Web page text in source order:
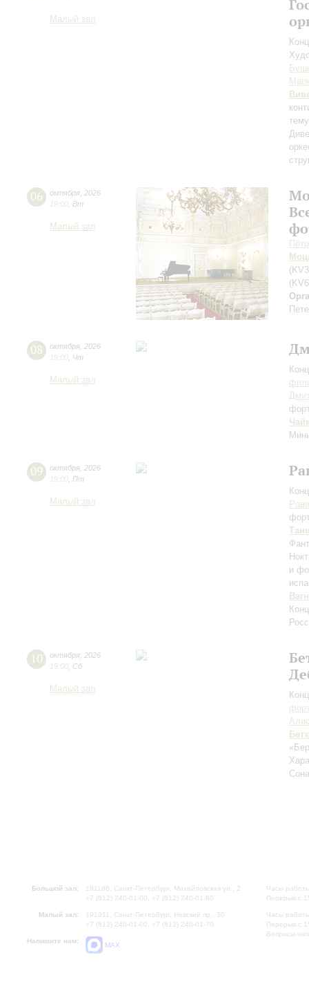
Малый зал
06 октября 2026
19:00 Вт
Малый зал
08 октября 2026
19:00 Чт
Малый зал
09 октября 2026
19:00 Пт
Малый зал
и
10 октября 2026
19:00 Сб
Малый зал
Большой зал:
191186, Санкт-Петербург, Михайловская ул., 2
+7 (812) 240-01-00, +7 (812) 240-01-80
Малый зал:
191011, Санкт-Петербург, Невский пр., 30
+7 (812) 240-01-00, +7 (812) 240-01-70
Напишите нам:
MAX
Часы
Перерыв с
Часы
Перерыв с
Вопросы